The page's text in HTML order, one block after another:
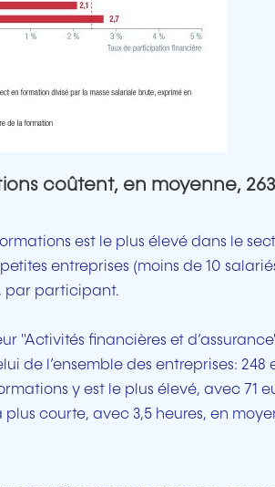
coûtent, en moyenne,
est le plus élevé dans le
entreprises (moins de 10
par participant.
"Activités financières et
de l’ensemble des entreprises:
y est le plus élevé, avec 71
plus courte, avec 3,5 heures, en